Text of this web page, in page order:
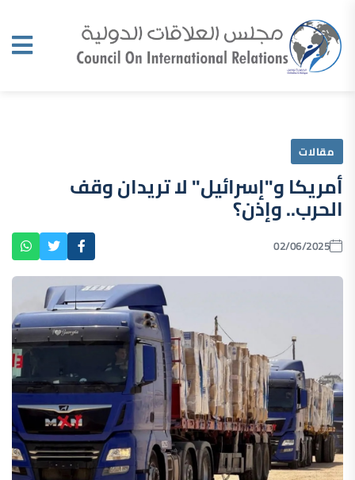
مقالات
أمريكا و"إسرائيل" لا تريدان وقف
الحرب.. وإذن؟
02/06/2025